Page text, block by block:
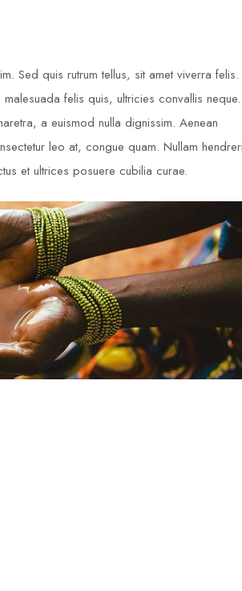
Sed quis rutrum tellus, sit amet viverra felis.
felis quis, ultricies convallis neque.
a euismod nulla dignissim. Aenean
leo at, congue quam. Nullam
et ultrices posuere cubilia curae.